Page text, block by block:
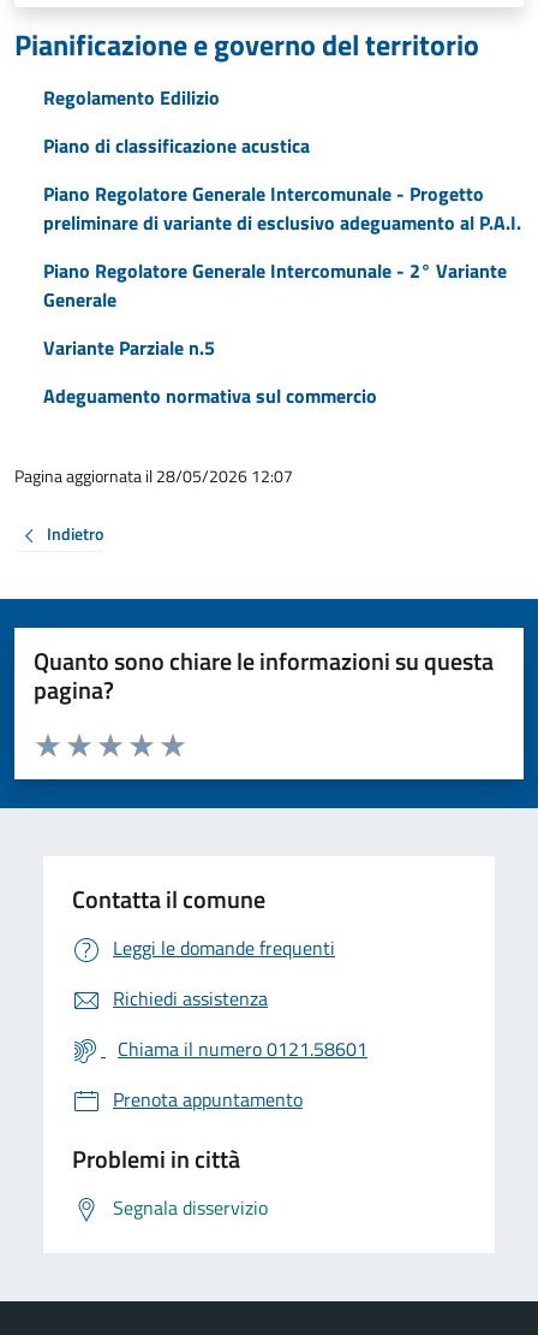
Pianificazione e governo del territorio
Regolamento Edilizio
Piano di classificazione acustica
Piano Regolatore Generale Intercomunale - Progetto
preliminare di variante di esclusivo adeguamento al P.A.I.
Piano Regolatore Generale Intercomunale - 2° Variante
Generale
Variante Parziale n.5
Adeguamento normativa sul commercio
Pagina aggiornata il 28/05/2026 12:07
Indietro
Quanto sono chiare le informazioni su questa
pagina?
Valuta da 1 a 5 stelle la pagina
Valuta 5 stelle su 5
Valuta 4 stelle su 5
Valuta 3 stelle su 5
Valuta 2 stelle su 5
Valuta 1 stelle su 5
Contatta il comune
Leggi le domande frequenti
Richiedi assistenza
Chiama il numero 0121.58601
Prenota appuntamento
Problemi in città
Segnala disservizio